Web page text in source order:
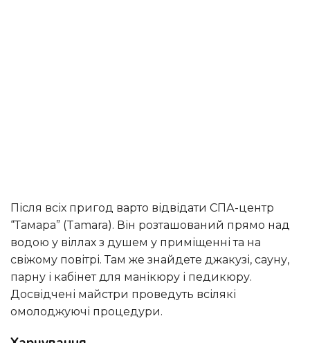
Після всіх пригод варто відвідати СПА-центр
“Тамара” (Tamara). Він розташований прямо над
водою у віллах з душем у приміщенні та на
свіжому повітрі. Там же знайдете джакузі, сауну,
парну і кабінет для манікюру і педикюру.
Досвідчені майстри проведуть всілякі
омолоджуючі процедури.